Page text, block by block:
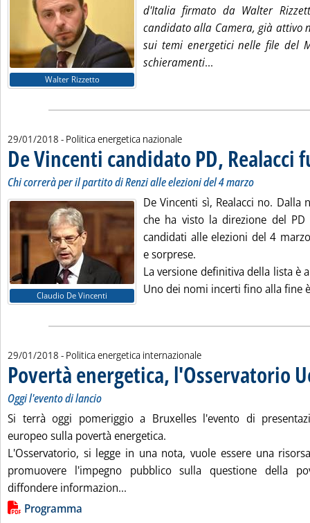
Walter Rizzetto
d'Italia firmato da Walter
candidato alla Camera, già attivo
sui temi energetici nelle file del
schieramenti...
29/01/2018 - Politica energetica nazionale
De Vincenti candidato PD, Realacci
Chi correrà per il partito di Renzi alle elezioni del 4 marzo
Claudio De Vincenti
De Vincenti sì, Realacci no.
che ha visto la direzione del
candidati alle elezioni del 4
e sorprese.
La versione definitiva della lista è
Uno dei nomi incerti fino alla fine
29/01/2018 - Politica energetica internazionale
Povertà energetica, l'Osservatorio
Oggi l'evento di lancio
Si terrà oggi pomeriggio a Bruxelles l'evento di
europeo sulla povertà energetica.
L'Osservatorio, si legge in una nota, vuole essere una
promuovere l'impegno pubblico sulla questione della
diffondere informazion...
Lista allegati PDF alla notizia
Programma